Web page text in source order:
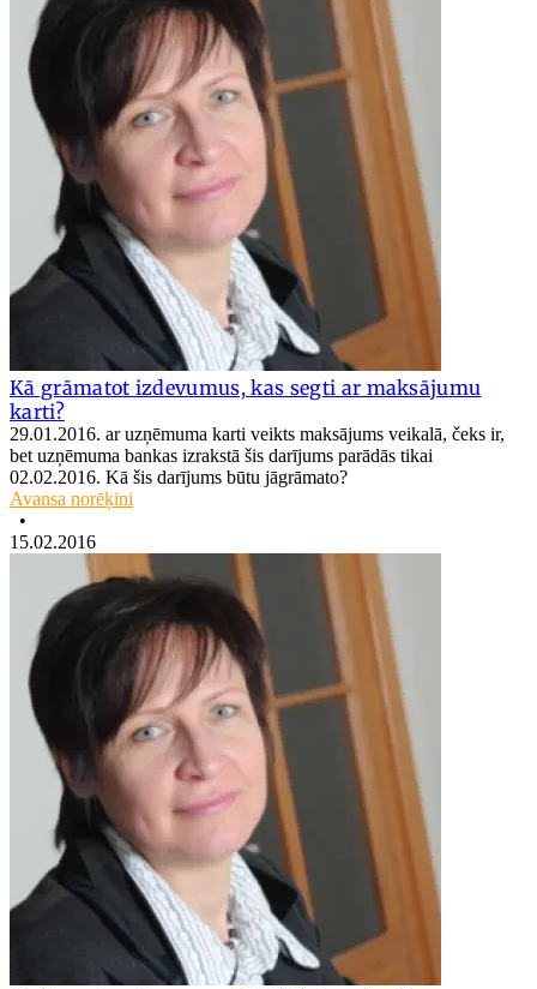
Kā grāmatot izdevumus, kas segti ar maksājumu
karti?
29.01.2016. ar uzņēmuma karti veikts maksājums veikalā, čeks ir,
bet uzņēmuma bankas izrakstā šis darījums parādās tikai
02.02.2016. Kā šis darījums būtu jāgrāmato?
Avansa norēķini
•
15.02.2016